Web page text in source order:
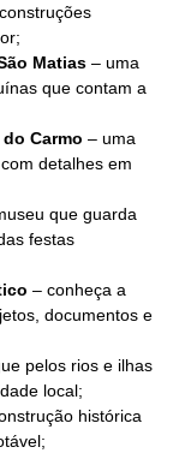
Matias – uma
que contam a
Carmo – uma
detalhes em
que guarda
festas
– conheça a
documentos e
pelos rios e ilhas
local;
histórica